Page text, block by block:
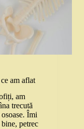
am aflat
am
trecută
Îmi
petrec